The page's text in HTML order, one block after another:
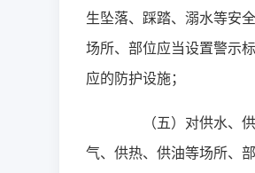
生坠落、踩踏、溺水等安
场所、部位应当设置警示
应的防护设施；
（五）对供水、供
气、供热、供油等场所、